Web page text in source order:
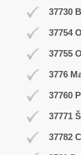
37730
37754
37755
3776
37760
37771
37782